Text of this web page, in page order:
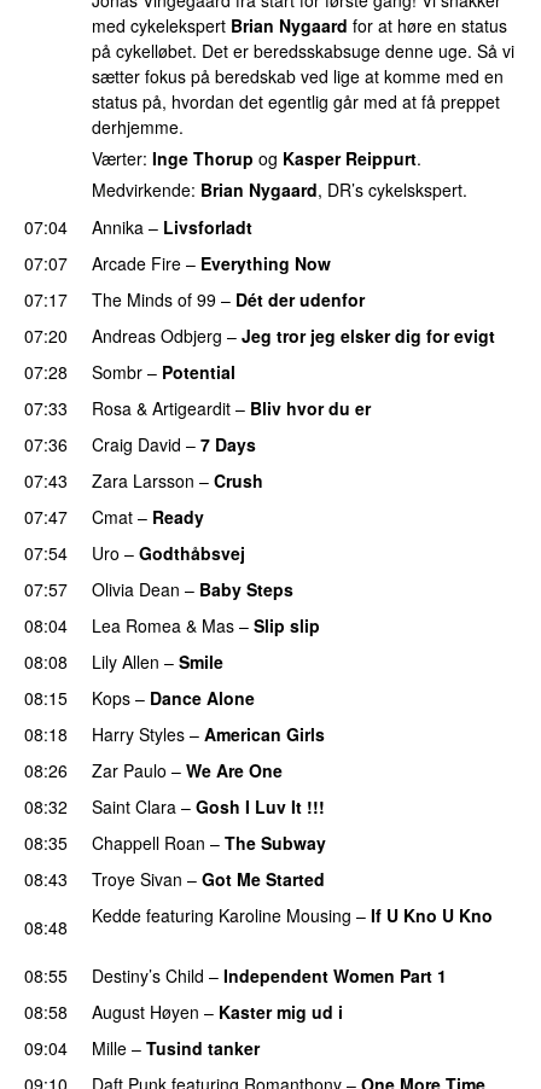
med cykelekspert Brian Nygaard for at høre en status
på cykelløbet. Det er beredsskabsuge denne uge. Så vi
sætter fokus på beredskab ved lige at komme med en
status på, hvordan det egentlig går med at få preppet
derhjemme.
Værter: Inge Thorup og Kasper Reippurt.
Medvirkende: Brian Nygaard, DR’s cykelskspert.
07:04
Annika – Livsforladt
07:07
Arcade Fire – Everything Now
07:17
The Minds of 99 – Dét der udenfor
07:20
Andreas Odbjerg – Jeg tror jeg elsker dig for evigt
07:28
Sombr – Potential
07:33 Rosa & Artigeardit – Bliv hvor du er
07:36 Craig David – 7 Days
07:43
Zara Larsson – Crush
07:47
Cmat – Ready
07:54
Uro – Godthåbsvej
07:57
Olivia Dean – Baby Steps
08:04
Lea Romea & Mas – Slip slip
08:08 Lily Allen – Smile
08:15 Kops – Dance Alone
08:18 Harry Styles – American Girls
08:26
Zar Paulo – We Are One
08:32 Saint Clara – Gosh I Luv It !!!
08:35
Chappell Roan – The Subway
08:43
Troye Sivan – Got Me Started
08:48 Kedde featuring Karoline Mousing – If U Kno U Kno
08:55 Destiny’s Child – Independent Women Part 1
08:58
August Høyen – Kaster mig ud i
09:04 Mille – Tusind tanker
09:10
Daft Punk featuring Romanthony – One More Time